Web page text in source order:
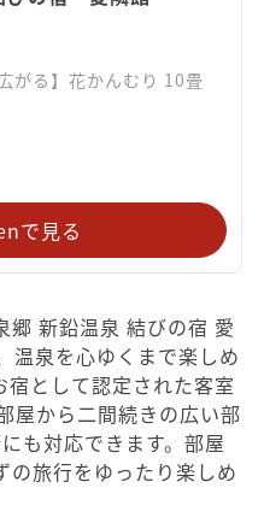
がる】花かんむり 10畳
で見る
郷 新鉛温泉 結びの宿 愛
温泉を心ゆくまで楽しめ
宿として認定された客室
屋から二間続きの広い部
も対応できます。部屋
の旅行をゆったり楽しめ